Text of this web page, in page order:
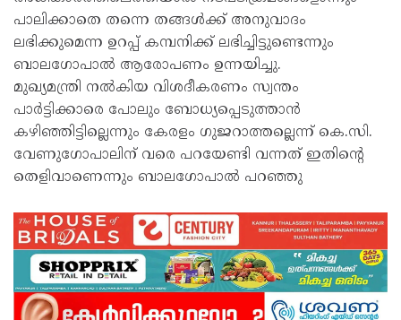
പാലിക്കാതെ തന്നെ തങ്ങൾക്ക് അനുവാദം
ലഭിക്കുമെന്ന ഉറപ്പ് കമ്പനിക്ക് ലഭിച്ചിട്ടുണ്ടെന്നും
ബാലഗോപാൽ ആരോപണം ഉന്നയിച്ചു.
മുഖ‍്യമന്ത്രി നൽകിയ വിശദീകരണം സ്വന്തം
പാർട്ടിക്കാരെ പോലും ബോധ‍്യപ്പെടുത്താൻ
കഴിഞ്ഞിട്ടില്ലെന്നും കേരളം ഗുജറാത്തല്ലെന്ന് കെ.സി.
വേണുഗോപാലിന് വരെ പറയേണ്ടി വന്നത് ഇതിന്‍റെ
തെളിവാണെന്നും ബാലഗോപാൽ പറഞ്ഞു